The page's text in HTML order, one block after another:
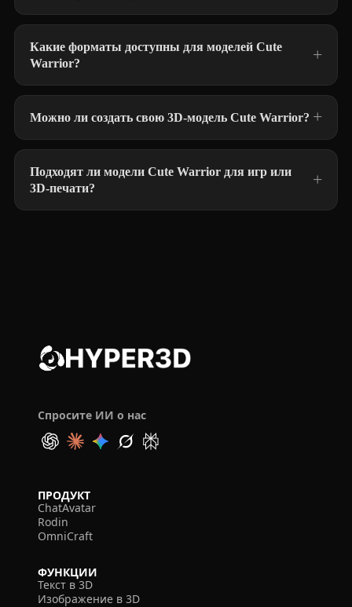
Какие форматы доступны для моделей Cute
Warrior?
Можно ли создать свою 3D-модель Cute Warrior?
Подходят ли модели Cute Warrior для игр или
3D-печати?
Спросите ИИ о нас
ПРОДУКТ
ChatAvatar
Rodin
OmniCraft
ФУНКЦИИ
Текст в 3D
Изображение в 3D